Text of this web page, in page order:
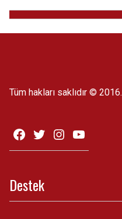
Tüm hakları saklıdır © 2016.
Destek